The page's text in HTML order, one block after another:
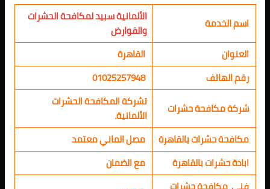
اسم الخدمة
الألمانية سبيد لمكافحة الحشرات
والقوارض
العنوان
القاهرة
رقم الهاتف
01025257948
شركة مكافحة حشرات
تشركة المكافحة الحشرات
الألمانية.
مكافحة حشرات بالقاهرة
مصل الماني معتمد
ابادة حشرات بالقاهرة
مع الضمان